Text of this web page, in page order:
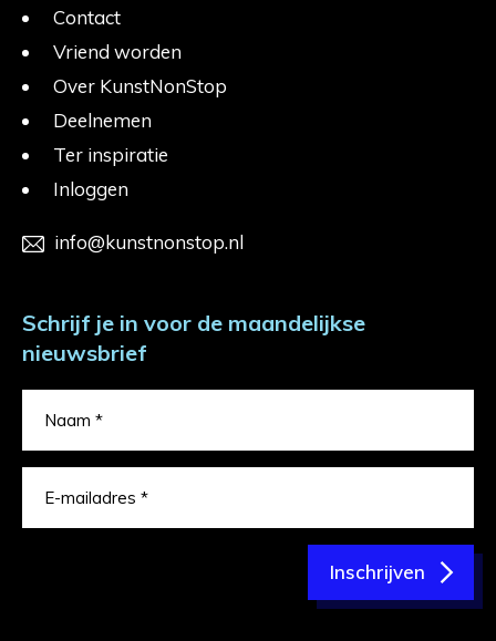
Contact
Vriend worden
Over KunstNonStop
Deelnemen
Ter inspiratie
Inloggen
info@kunstnonstop.nl
Schrijf je in voor de maandelijkse
nieuwsbrief
Inschrijven